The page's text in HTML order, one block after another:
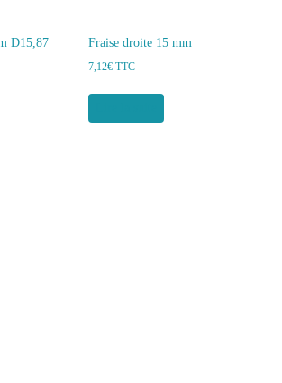
D15,87
Fraise droite 15 mm
7,12€ TTC